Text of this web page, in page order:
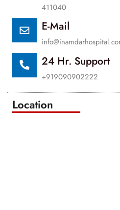
411040
E-Mail
24 Hr. Support
+919090902222
Location